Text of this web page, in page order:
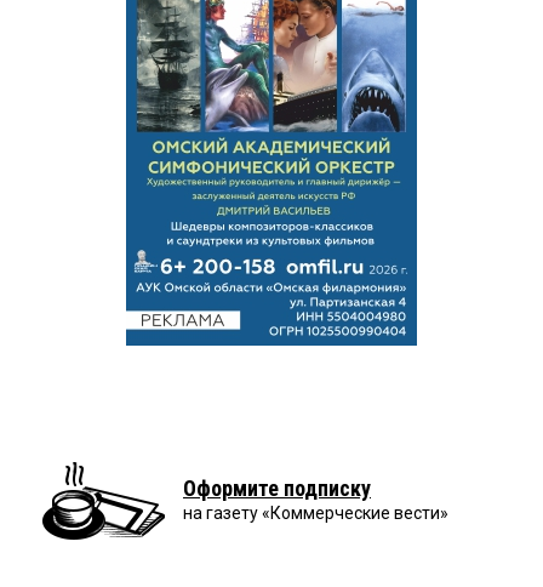
Оформите подписку
на газету «Коммерческие вести»